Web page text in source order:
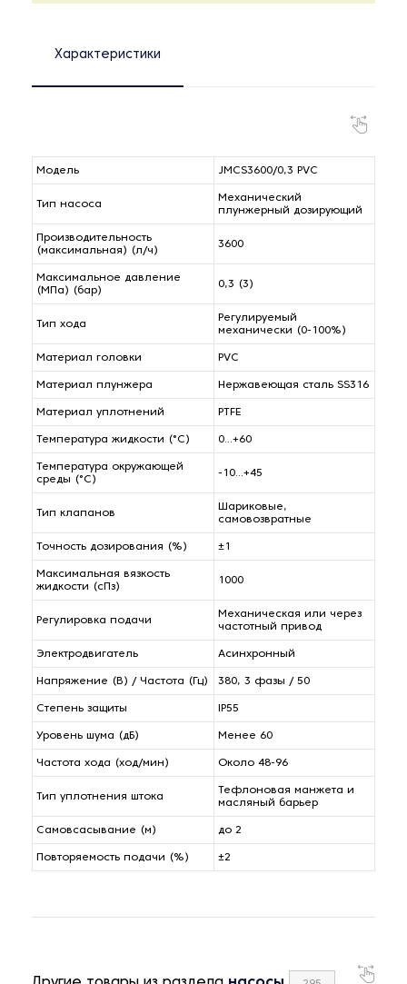
Характеристики
Модель JMCS3600/0,3 PVC
Тип насоса
Механический
плунжерный дозирующий
Производительность
(максимальная) (л/ч)
3600
Максимальное давление
(МПа) (бар)
0,3 (3)
Тип хода
Регулируемый
механически (0-100%)
Материал головки PVC
Материал плунжера Нержавеющая сталь SS316
Материал уплотнений PTFE
Температура жидкости (°C) 0...+60
Температура окружающей
среды (°C)
-10...+45
Тип клапанов
Шариковые,
самовозвратные
Точность дозирования (%) ±1
Максимальная вязкость
жидкости (сПз)
1000
Регулировка подачи
Механическая или через
частотный привод
Электродвигатель Асинхронный
Напряжение (В) / Частота (Гц) 380, 3 фазы / 50
Степень защиты IP55
Уровень шума (дБ) Менее 60
Частота хода (ход/мин) Около 48-96
Тип уплотнения штока
Тефлоновая манжета и
масляный барьер
Самовсасывание (м) до 2
Повторяемость подачи (%) ±2